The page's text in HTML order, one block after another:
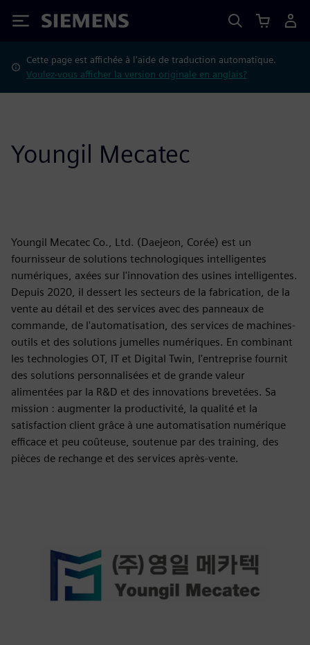
Siemens
Cette page est affichée à l'aide de traduction automatique.
Voulez-vous afficher la version originale en anglais?
Youngil Mecatec
Youngil Mecatec Co., Ltd. (Daejeon, Corée) est un
fournisseur de solutions technologiques intelligentes
numériques, axées sur l'innovation des usines intelligentes.
Depuis 2020, il dessert les secteurs de la fabrication, de la
vente au détail et des services avec des panneaux de
commande, de l'automatisation, des services de machines-
outils et des solutions jumelles numériques. En combinant
les technologies OT, IT et Digital Twin, l'entreprise fournit
des solutions personnalisées et de grande valeur
alimentées par la R&D et des innovations brevetées. Sa
mission : augmenter la productivité, la qualité et la
satisfaction client grâce à une automatisation numérique
efficace et peu coûteuse, soutenue par des training, des
pièces de rechange et des services après-vente.